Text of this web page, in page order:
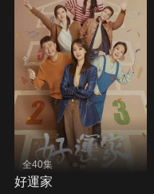
全40集
好運家